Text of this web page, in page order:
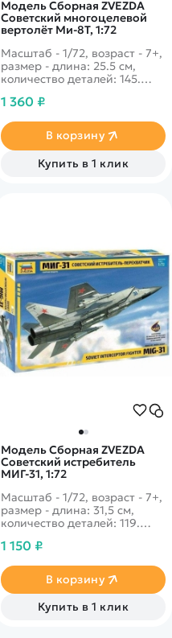
Модель Сборная ZVEZDA
Советский многоцелевой
вертолёт Ми-8Т, 1:72
Масштаб - 1/72, возраст - 7+,
размер - длина: 25.5 см,
количество деталей: 145.
советских вертолётов.
специально создана для
военныхна базе
гражданского. Активно
принимал участие в военных
1 360 ₽
В корзину
Купить в 1 клик
Модель Сборная ZVEZDA
Советский истребитель
МИГ-31, 1:72
Масштаб - 1/72, возраст - 7+,
размер - длина: 31,5 см,
количество деталей: 119.
конце двадцатого века в
перехватчик, который и
наше время является
лучшим в мире!
1 150 ₽
В корзину
Купить в 1 клик